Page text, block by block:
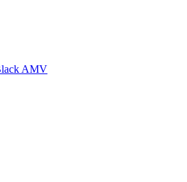
AMV